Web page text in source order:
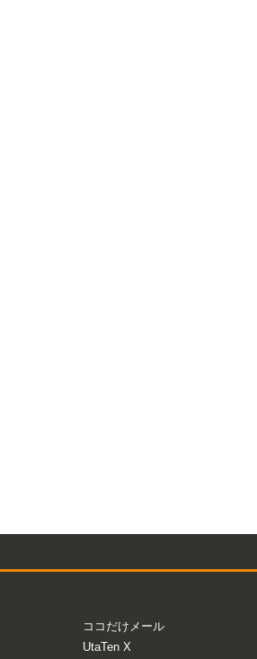
ココだけメール
UtaTen X